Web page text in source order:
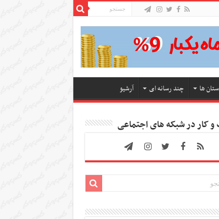
ها چند رسانه ای آرشیو
کار در شبکه های اجتماعی